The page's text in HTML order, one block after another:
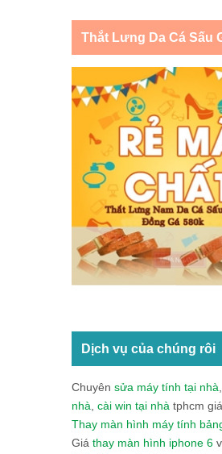
Thắt Lưng Da Cá Sấu
Dịch vụ của chúng rôi
Chuyên sửa máy tính tại nhà
nhà cài win tại nhà tphcm
Thay màn hình máy tính
Giá thay màn hình iphone 6